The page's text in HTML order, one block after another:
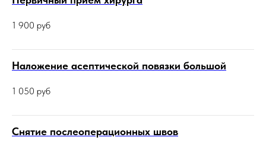
1 900 руб
Наложение асептической повязки большой
1 050 руб
Снятие послеоперационных швов